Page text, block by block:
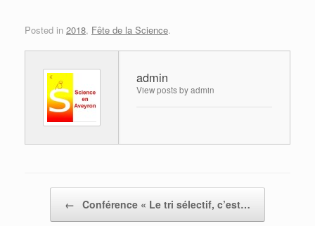
Posted in 2018, Fête de la Science.
admin
View posts by admin
← Conférence « Le tri sélectif, c’est…